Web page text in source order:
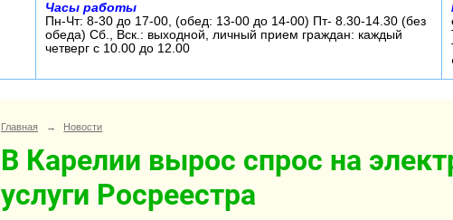
Часы работы
Пн-Чт: 8-30 до 17-00, (обед: 13-00 до 14-00) Пт- 8.30-14.30 (без
обеда) Сб., Вск.: выходной, личный прием граждан: каждый
четверг с 10.00 до 12.00
Главная → Новости
В Карелии вырос спрос на
услуги Росреестра